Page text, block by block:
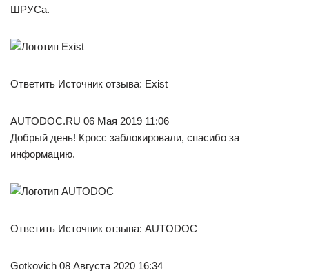
ШРУСа.
Ответить Источник отзыва: Exist
AUTODOC.RU 06 Мая 2019 11:06
Добрый день! Кросс заблокировали, спасибо за
информацию.
Ответить Источник отзыва: AUTODOC
Gotkovich 08 Августа 2020 16:34